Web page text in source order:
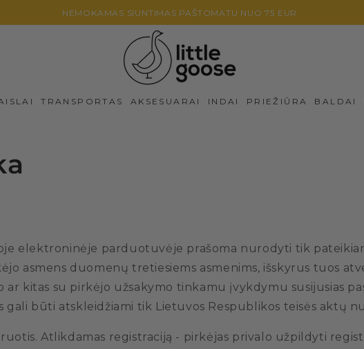
NEMOKAMAS SIUNTIMAS PAŠTOMATU NUO 75 EUR
TRANSPORTAS AKSESUARAI INDAI PRIEŽIŪRA BALDAI
elektroninėje parduotuvėje prašoma nurodyti tik
asmens duomenų tretiesiems asmenims, išskyrus tuos
kitas su pirkėjo užsakymo tinkamu įvykdymu susijusias
gali būti atskleidžiami tik Lietuvos Respublikos teisės aktų
Atlikdamas registraciją - pirkėjas privalo užpildyti